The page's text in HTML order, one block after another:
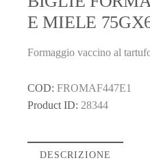
E MIELE
Formaggio vaccino al
COD: FROMAF447E1
Product ID: 28344
DESCRIZIONE